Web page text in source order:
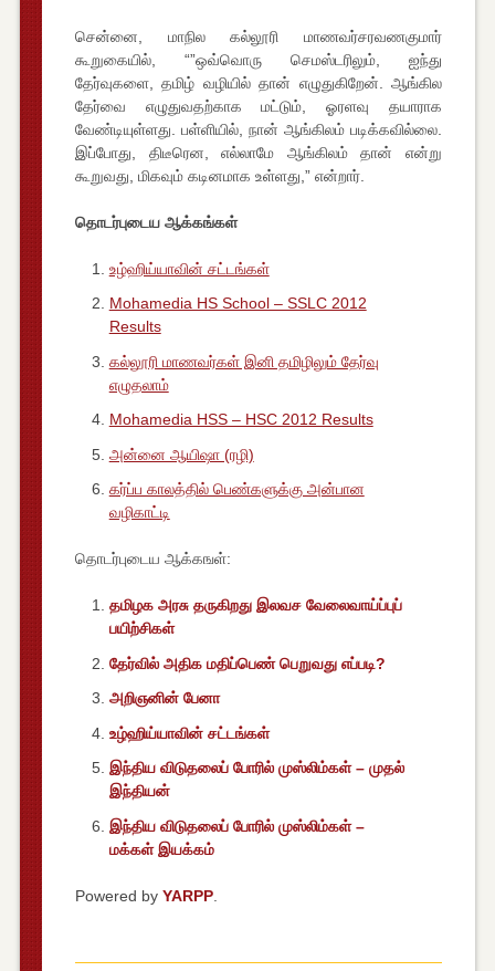
சென்னை, மாநில கல்லூரி மாணவர்சரவணகுமார்
கூறுகையில், “”ஒவ்வொரு செமஸ்டரிலும், ஐந்து
தேர்வுகளை, தமிழ் வழியில் தான் எழுதுகிறேன். ஆங்கில
தேர்வை எழுதுவதற்காக மட்டும், ஓரளவு தயாராக
வேண்டியுள்ளது. பள்ளியில், நான் ஆங்கிலம் படிக்கவில்லை.
இப்போது, திடீரென, எல்லாமே ஆங்கிலம் தான் என்று
கூறுவது, மிகவும் கடினமாக உள்ளது,” என்றார்.
தொடர்புடைய ஆக்கங்கள்
உழ்ஹிய்யாவின் சட்டங்கள்
Mohamedia HS School – SSLC 2012
Results
கல்லூரி மாணவர்கள் இனி தமிழிலும் தேர்வு
எழுதலாம்
Mohamedia HSS – HSC 2012 Results
அன்னை ஆயிஷா (ரழி)
கர்ப்ப காலத்தில் பெண்களுக்கு அன்பான
வழிகாட்டி
தொடர்புடைய ஆக்கஙள்:
தமிழக அரசு தருகிறது இலவச வேலைவாய்ப்புப்
பயிற்சிகள்‏
தேர்வில் அதிக மதிப்பெண் பெறுவது எப்படி?
அறிஞனின் பேனா
உழ்ஹிய்யாவின் சட்டங்கள்
இந்திய விடுதலைப் போரில் முஸ்லிம்கள் – முதல்
இந்தியன்
இந்திய விடுதலைப் போரில் முஸ்லிம்கள் –
மக்கள் இயக்கம்
Powered by YARPP.